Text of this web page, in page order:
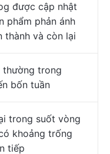
được cập nhật
phẩm phản ánh
thành và còn lại
thường trong
bốn tuần
trong suốt vòng
khoảng trống
tiếp